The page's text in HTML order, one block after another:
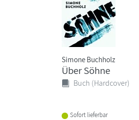
Simone Buchholz
Über Söhne
Buch (Hardcover)
Sofort lieferbar